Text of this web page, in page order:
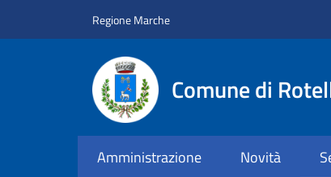
Regione Marche
Comune di
Amministrazione Novità